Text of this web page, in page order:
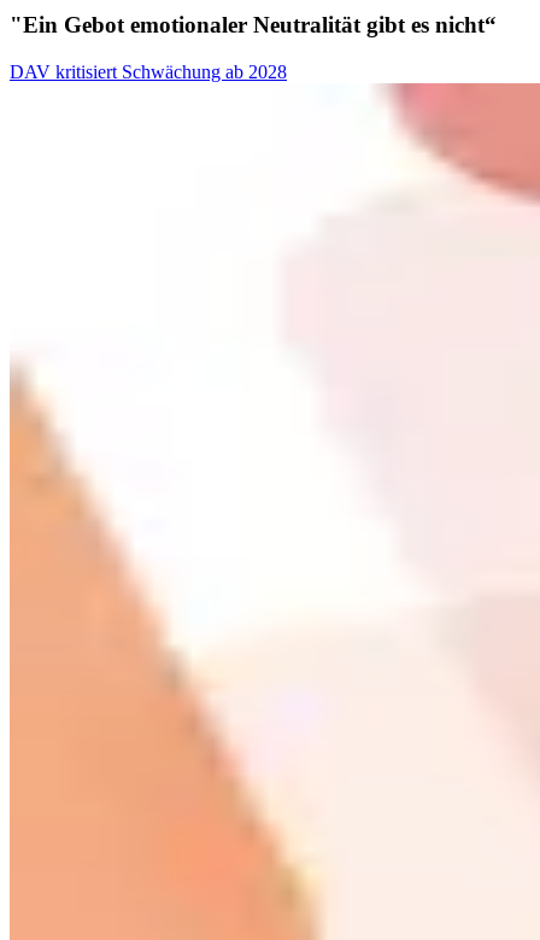
"Ein Gebot emotionaler Neutralität gibt es nicht“
DAV kritisiert Schwächung ab 2028